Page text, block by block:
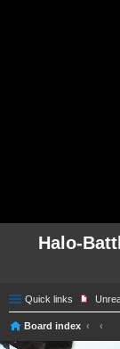
Halo-
Quick links
Board index